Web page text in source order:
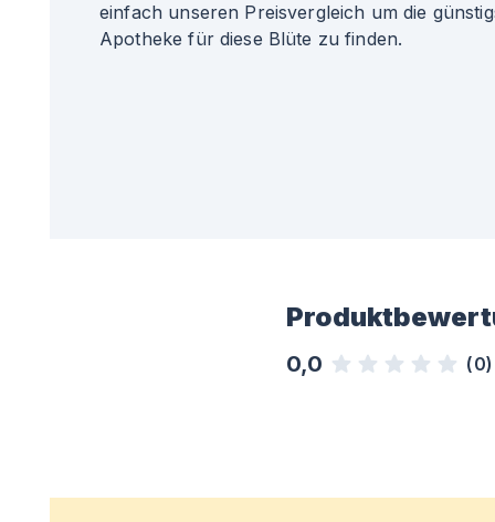
einfach unseren Preisvergleich um die
Apotheke für diese Blüte zu finden.
0,0 (0)